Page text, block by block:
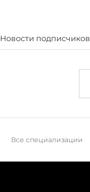
Новости подписчиков
Все специализации